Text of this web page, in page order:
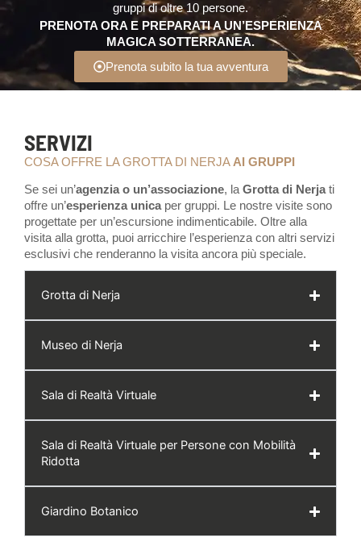
gruppi di oltre 10 persone.
PRENOTA ORA E PREPARATI A UN’ESPERIENZA
MAGICA SOTTERRANEA.
Prenota subito la tua avventura
SERVIZI
COSA OFFRE LA GROTTA DI NERJA AI GRUPPI
Se sei un’agenzia o un’associazione, la Grotta di Nerja ti
offre un’esperienza unica per gruppi. Le nostre visite sono
progettate per un’escursione indimenticabile. Oltre alla
visita alla grotta, puoi arricchire l’esperienza con altri servizi
esclusivi che renderanno la visita ancora più speciale.
Grotta di Nerja
Museo di Nerja
Sala di Realtà Virtuale
Sala di Realtà Virtuale per Persone con Mobilità
Ridotta
Giardino Botanico